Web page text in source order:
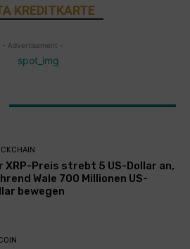
KREDITKARTE
- Advertisement -
XRP-Preis strebt 5 US-Dollar an,
Wale 700 Millionen US-
bewegen